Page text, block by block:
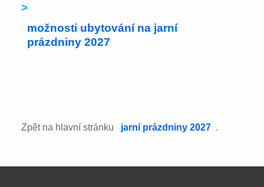
>
možnosti ubytování na jarní
prázdniny 2027
Zpět na hlavní stránku jarní prázdniny 2027 .